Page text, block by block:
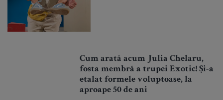
Cum arată acum Julia Chelaru,
fosta membră a trupei Exotic! Și-a
etalat formele voluptoase, la
aproape 50 de ani